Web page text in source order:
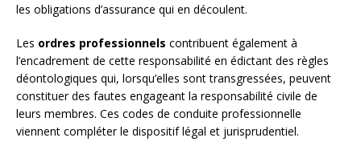
les obligations d’assurance qui en découlent.
Les ordres professionnels contribuent également à
l’encadrement de cette responsabilité en édictant des règles
déontologiques qui, lorsqu’elles sont transgressées, peuvent
constituer des fautes engageant la responsabilité civile de
leurs membres. Ces codes de conduite professionnelle
viennent compléter le dispositif légal et jurisprudentiel.